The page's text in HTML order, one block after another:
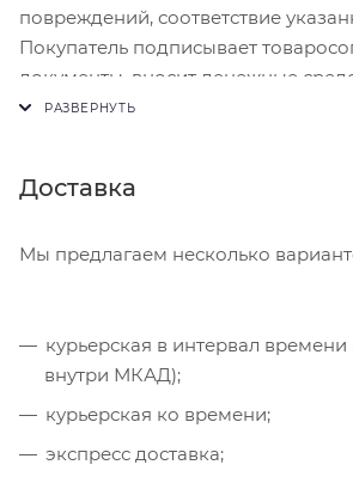
повреждений, соответствие
Покупатель подписывает
документы, вносит денежные
чек.
Доставка
Мы предлагаем несколько
курьерская в интервал
внутри МКАД);
курьерская ко времени;
экспресс доставка;